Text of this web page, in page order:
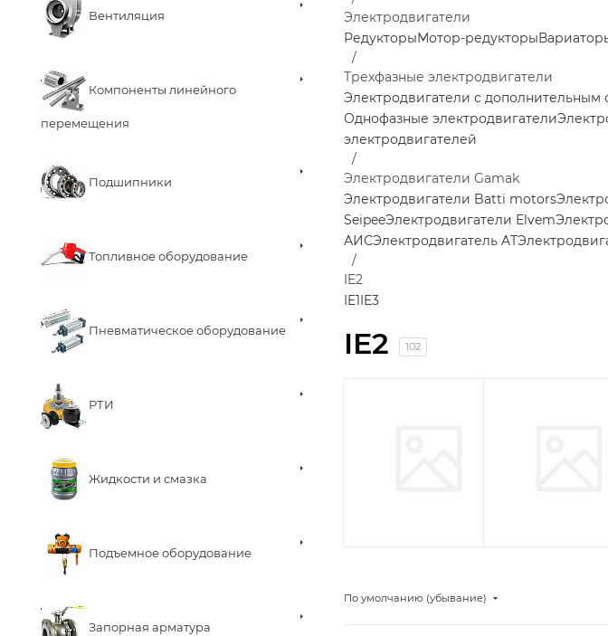
Вентиляция
Компоненты линейного
перемещения
Подшипники
Топливное оборудование
Пневматическое оборудование
РТИ
Жидкости и смазка
Подъемное оборудование
Запорная арматура
IE2 102
Электродвигатели
РедукторыМотор-редукторы
Трехфазные электродвигатели
Электродвигатели с дополнительным
Однофазные электродвигатели
электродвигателей
Электродвигатели Gamak
Электродвигатели Batti motors
SeipeeЭлектродвигатели Elvem
АИСЭлектродвигатель AT
IE2
IE1IE3
По умолчанию (убывание)